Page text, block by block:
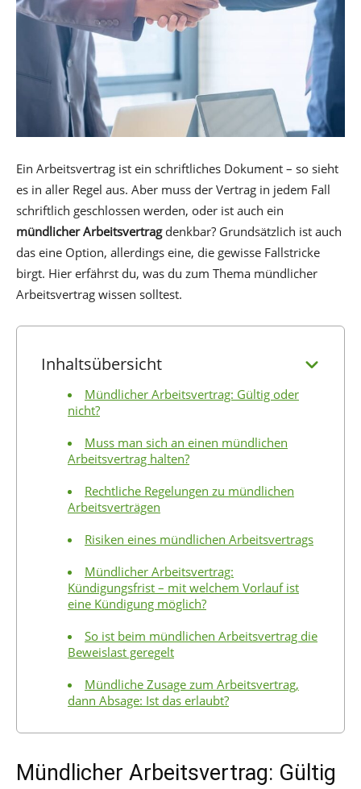
Ein Arbeitsvertrag ist ein schriftliches Dokument – so sieht
es in aller Regel aus. Aber muss der Vertrag in jedem Fall
schriftlich geschlossen werden, oder ist auch ein
mündlicher Arbeitsvertragdenkbar? Grundsätzlich ist auch
das eine Option, allerdings eine, die gewisse Fallstricke
birgt. Hier erfährst du, was du zum Thema mündlicher
Arbeitsvertrag wissen solltest.
Inhaltsübersicht
Mündlicher Arbeitsvertrag: Gültig oder
nicht?
Muss man sich an einen mündlichen
Arbeitsvertrag halten?
Rechtliche Regelungen zu mündlichen
Arbeitsverträgen
Risiken eines mündlichen Arbeitsvertrags
Mündlicher Arbeitsvertrag:
Kündigungsfrist – mit welchem Vorlauf ist
eine Kündigung möglich?
So ist beim mündlichen Arbeitsvertrag die
Beweislast geregelt
Mündliche Zusage zum Arbeitsvertrag,
dann Absage: Ist das erlaubt?
Mündlicher Arbeitsvertrag: Gültig